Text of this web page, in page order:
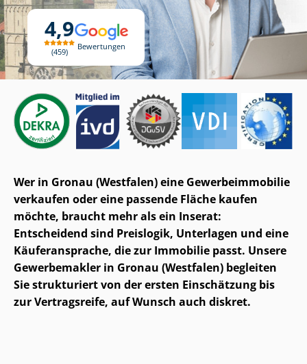
4,9
459
Bewertungen
Wer in Gronau (Westfalen) eine Ge­wer­be­im­mo­bi­lie
verkaufen oder eine passende Fläche kaufen
möchte, braucht mehr als ein Inserat:
Entscheidend sind Preislogik, Unterlagen und eine
Käuferansprache, die zur Immobilie passt. Unsere
Gewerbemakler in Gronau (Westfalen) begleiten
Sie strukturiert von der ersten Einschätzung bis
zur Vertragsreife, auf Wunsch auch diskret.